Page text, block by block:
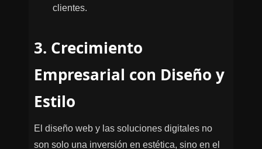
clientes.
3. Crecimiento
Empresarial con Diseño y
Estilo
El diseño web y las soluciones digitales no
son solo una inversión en estética, sino en el